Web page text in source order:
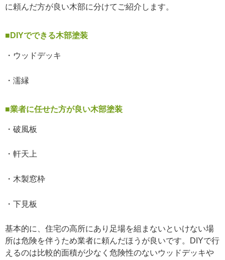
に頼んだ方が良い木部に分けてご紹介します。
■DIYでできる木部塗装
・ウッドデッキ
・濡縁
■業者に任せた方が良い木部塗装
・破風板
・軒天上
・木製窓枠
・下見板
基本的に、住宅の高所にあり足場を組まないといけない場
所は危険を伴うため業者に頼んだほうが良いです。DIYで行
えるのは比較的面積が少なく危険性のないウッドデッキや